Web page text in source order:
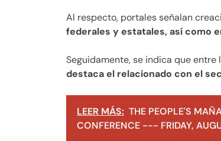
Al respecto, portales señalan
federales y estatales, así como
Seguidamente, se indica que
destaca el relacionado con el
LEER MÁS: THE PEOPLE'S
CONFERENCE --- FRIDAY,